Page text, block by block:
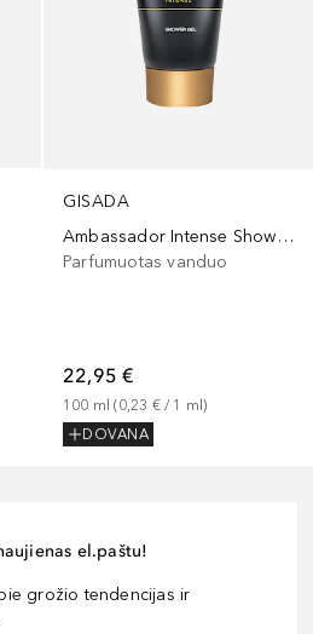
GISADA
Ambassador Intense Shower Gel
Parfumuotas vanduo
22,95 €
100 ml (0,23 € / 1 ml)
DOVANA
el.paštu!
grožio tendencijas ir